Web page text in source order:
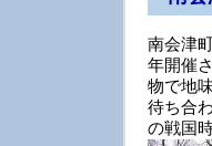
南会津
年開催
物で地
待ち合
の戦国